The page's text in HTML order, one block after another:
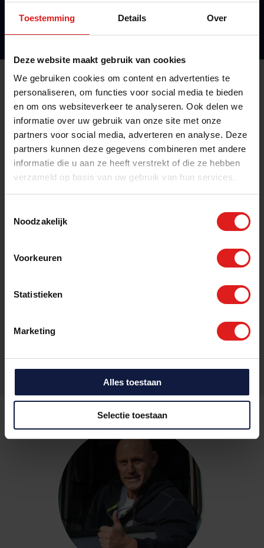
Toestemming Details Over
Deze website maakt gebruik van cookies
We gebruiken cookies om content en advertenties te
personaliseren, om functies voor social media te bieden
en om ons websiteverkeer te analyseren. Ook delen we
informatie over uw gebruik van onze site met onze
partners voor social media, adverteren en analyse. Deze
partners kunnen deze gegevens combineren met andere
informatie die u aan ze heeft verstrekt of die ze hebben
verzameld op basis van uw gebruik van hun services.
Noodzakelijk
Voorkeuren
Statistieken
Marketing
Alles toestaan
Selectie toestaan
Wil jij ook werken via Flextra?
Wij vinden het langdurig vakwerk dat bij jou past én
bij jou in de buurt is.
Bel direct
Bel mij terug Stuur je CV